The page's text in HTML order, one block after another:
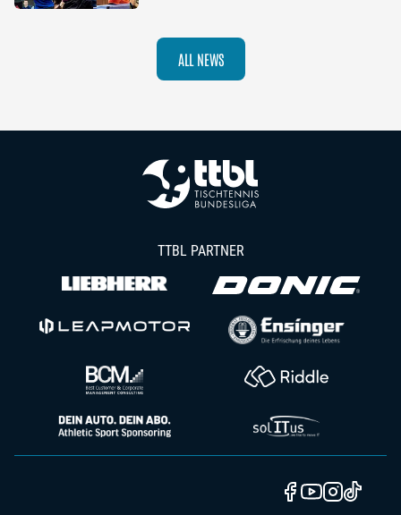
ALL NEWS
TTBL PARTNER